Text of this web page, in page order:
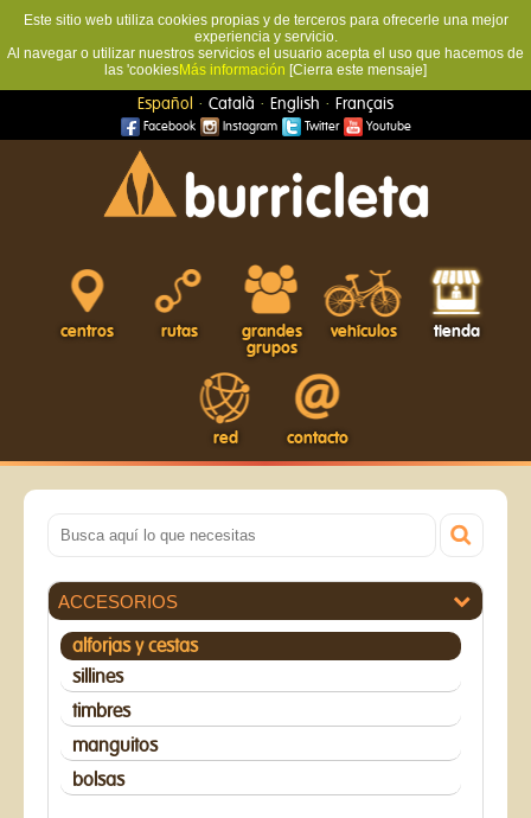
Este sitio web utiliza cookies propias y de terceros para ofrecerle una mejor
experiencia y servicio.
Al navegar o utilizar nuestros servicios el usuario acepta el uso que hacemos de
las 'cookiesMás información [Cierra este mensaje]
Español · Català · English · Français
Facebook Instagram Twitter Youtube
centros rutas
grandes
grupos
vehículos tienda
red contacto
ACCESORIOS
alforjas y cestas
sillines
timbres
manguitos
bolsas